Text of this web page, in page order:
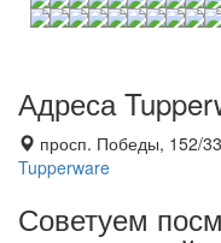
Адреса
просп. Победы, 152/
Tupperware
Советуем